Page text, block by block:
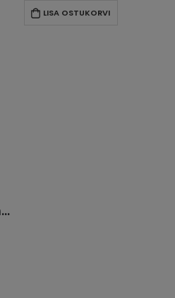
LISA OSTUKORVI
Natigo Color palsam 500 ml